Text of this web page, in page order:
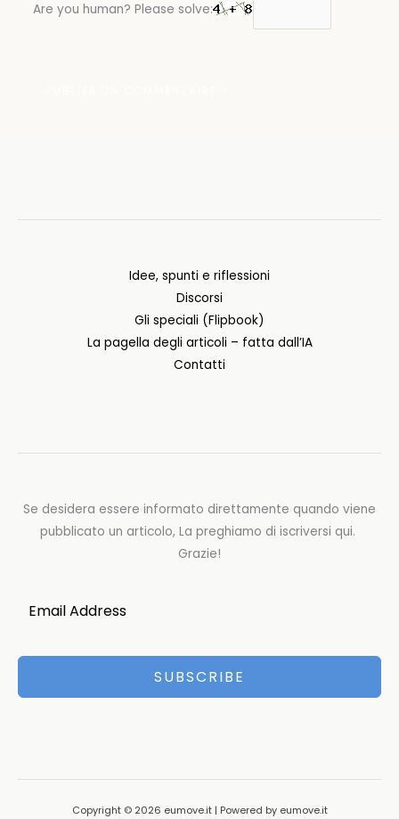
Are you human? Please solve:
Idee, spunti e riflessioni
Discorsi
Gli speciali (Flipbook)
La pagella degli articoli – fatta dall’IA
Contatti
Se desidera essere informato direttamente quando viene
pubblicato un articolo, La preghiamo di iscriversi qui.
Grazie!
SUBSCRIBE
Copyright © 2026 eumove.it | Powered by eumove.it